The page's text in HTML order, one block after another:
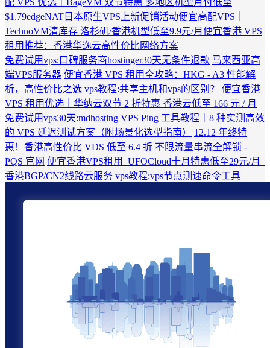
配 VPS 优选｜BageVM 双节特惠 多地区机型月付低至
$1.79edgeNAT日本原生VPS上新促销活动便宜高配VPS｜
TechnoVM清库存 洛杉矶/香港机型低至9.9元/月 便宜香港 VPS
租用推荐：香港华逸云高性价比网络方案
免费试用vps:口碑服务商hostinger30天无条件退款 马来西亚高
端VPS服务器 便宜香港 VPS 租用全攻略：HKG - A3 性能解
析，高性价比之选 vps教程:共享主机和vps的区别？
便宜香港
VPS 租用优选｜华纳云双节 2 折特惠 香港云低至 166 元 / 月
免费试用vps30天:mdhosting VPS Ping 工具教程｜8 种实测高效
的 VPS 延迟测试方案（附场景化选型指南）
12.12 年终特
惠！香港高性价比 VDS 低至 6.4 折 不限流量串流全解锁 -
PQS 官网 便宜香港VPS租用_UFOCloud十月特惠低至29元/月_
香港BGP/CN2线路云服务 vps教程:vps节点测速命令工具